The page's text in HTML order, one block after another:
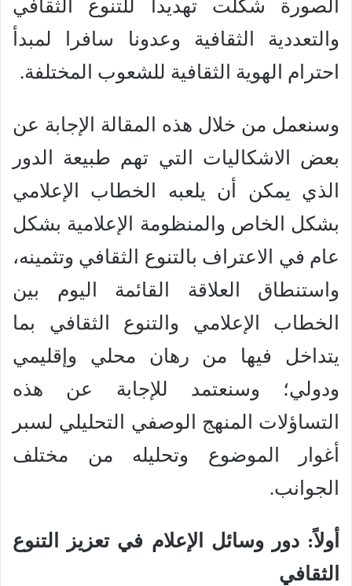
الصورة شكلت تهديدا للتنوع الثقافي
والتعددية الثقافية وعدونا سافرا لمبدأ
احترام الهوية الثقافية للشعوب المختلفة.
وسنعمل من خلال هذه المقالة الإجابة عن
بعض الاشكاليات التي تهم طبيعة الدور
الذي يمكن أن يلعبه الخطاب الإعلامي
بشكل الخاص والمنظومة الإعلامية بشكل
عام في الاعتراف بالتنوع الثقافي وتثمينه،
واستنطاق العلاقة القائمة اليوم بين
الخطاب الإعلامي والتنوع الثقافي بما
يتداخل فيها من رهان محلي وإقليمي
ودولي؛ وسنعتمد للإجابة عن هذه
التساؤلات المنهج الوصفي التحليلي لسبر
أغوار الموضوع وتحليله من مختلف
الجوانب.
أولاً: دور وسائل الإعلام في تعزيز التنوع
الثقافي